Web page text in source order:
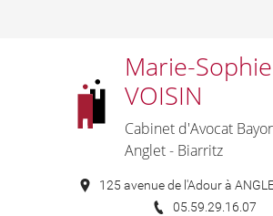
Marie-Sophie
VOISIN
Cabinet d'Avocat
Anglet - Biarritz
125 avenue de l'Adour à
05.59.29.16.07